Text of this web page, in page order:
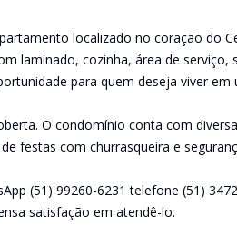
localizado no coração do
laminado, cozinha, área de serviço,
para quem deseja viver
O condomínio conta com
festas com churrasqueira e
(51) 99260-6231 telefone (51)
satisfação em atendê-lo.